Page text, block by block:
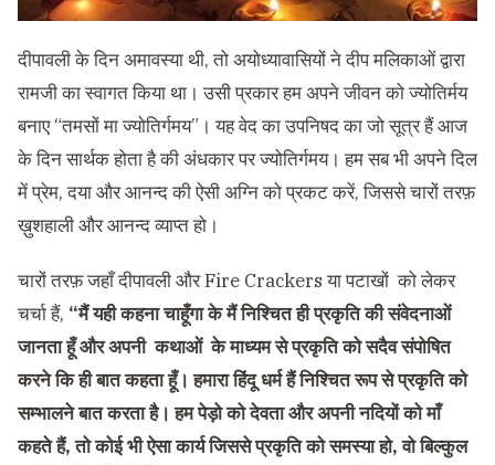
दीपावली के दिन अमावस्या थी, तो अयोध्यावासियों ने दीप मलिकाओं द्वारा
रामजी का स्वागत किया था। उसी प्रकार हम अपने जीवन को ज्योतिर्मय
बनाए “तमसों मा ज्योतिर्गमय”। यह वेद का उपनिषद का जो सूत्र हैं आज
के दिन सार्थक होता है की अंधकार पर ज्योतिर्गमय। हम सब भी अपने दिल
में प्रेम, दया और आनन्द की ऐसी अग्नि को प्रकट करें, जिससे चारों तरफ़
ख़ुशहाली और आनन्द व्याप्त हो।
चारों तरफ़ जहाँ दीपावली और Fire Crackers या पटाखों को लेकर
चर्चा हैं, “मैं यही कहना चाहूँगा के मैं निश्चित ही प्रकृति की संवेदनाओं
जानता हूँ और अपनी कथाओं के माध्यम से प्रकृति को सदैव संपोषित
करने कि ही बात कहता हूँ। हमारा हिंदू धर्म हैं निश्चित रूप से प्रकृति को
सम्भालने बात करता है। हम पेड़ो को देवता और अपनी नदियों को माँ
कहते हैं, तो कोई भी ऐसा कार्य जिससे प्रकृति को समस्या हो, वो बिल्कुल